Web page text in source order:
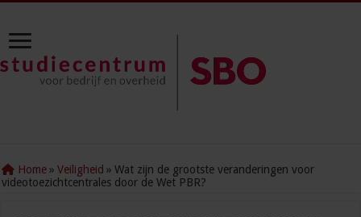
Home » Veiligheid » Wat zijn de grootste veranderingen voor
videotoezichtcentrales door de Wet PBR?